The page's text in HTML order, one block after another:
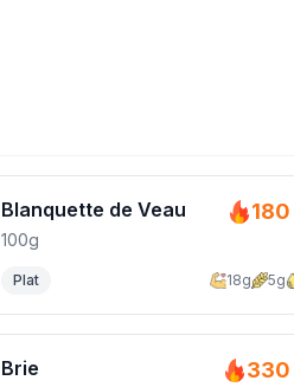
Blanquette de Veau
100g
180
Plat 18g 5g
Brie 330